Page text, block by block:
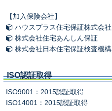
【加入保険会社】
ハウスプラス住宅保証株式会社
株式会社住宅あんしん保証
株式会社日本住宅保証検査機構
ISO認証取得
ISO9001：2015認証取得
ISO14001：2015認証取得